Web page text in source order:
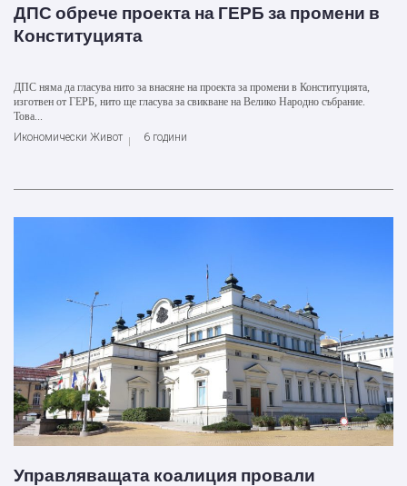
ДПС обрече проекта на ГЕРБ за промени в
Конституцията
ДПС няма да гласува нито за внасяне на проекта за промени в Конституцията,
изготвен от ГЕРБ, нито ще гласува за свикване на Велико Народно събрание.
Това...
Икономически Живот
6 години
Управляващата коалиция провали